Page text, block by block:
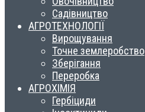
Садівництво
АГРОТЕХНОЛОГІЇ
Вирощування
Точне землеробство
Зберігання
Переробка
АГРОХІМІЯ
Гербіциди